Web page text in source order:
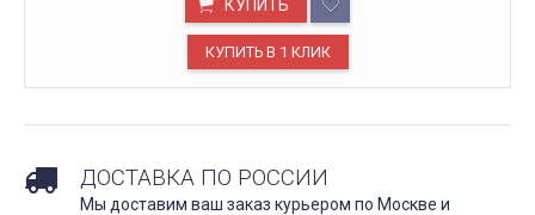
КУПИТЬ
ДОСТАВКА ПО РОССИИ
Мы доставим ваш заказ курьером по Москве и